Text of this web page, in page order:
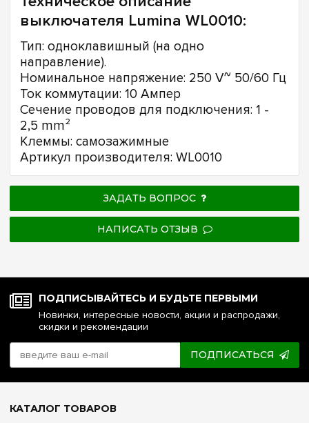
выключателя Lumina WL0010:
Тип: одноклавишный (на одно
направление).
Номинальное напряжение: 250 V~ 50/60 Гц
Ток коммутации: 10 Ампер
Сечение проводов для подключения: 1 -
2,5 mm²
Клеммы: самозажимные
Артикул производителя: WL0010
ЗАДАТЬ ВОПРОС
НАПИСАТЬ ОТЗЫВ
ПОДПИСЫВАЙТЕСЬ И БУДЬТЕ ПЕРВЫМИ
Новинки, интересные новости, акции и распродажи,
скидки и рекомендации
ПОДПИСАТЬСЯ
КАТАЛОГ ТОВАРОВ